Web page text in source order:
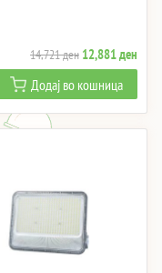
14,721ден Original
price
was:
14,721 ден.
12,881ден
price
is:
Додај во кошница